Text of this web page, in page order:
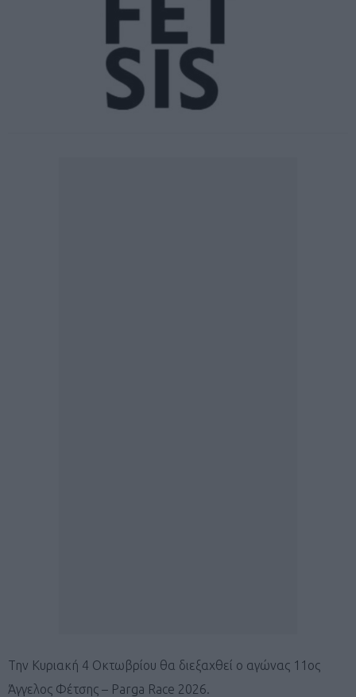
Την Κυριακή 4 Οκτωβρίου θα διεξαχθεί ο αγώνας 11ος
Άγγελος Φέτσης – Parga Race 2026.